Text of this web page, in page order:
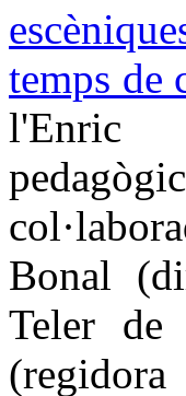
temps de
l'Enric
Bonal
Teler de